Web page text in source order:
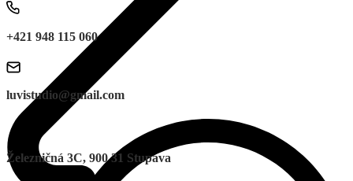
+421 948 115 060
luvistudio@gmail.com
Železničná 3C, 900 31 Stupava